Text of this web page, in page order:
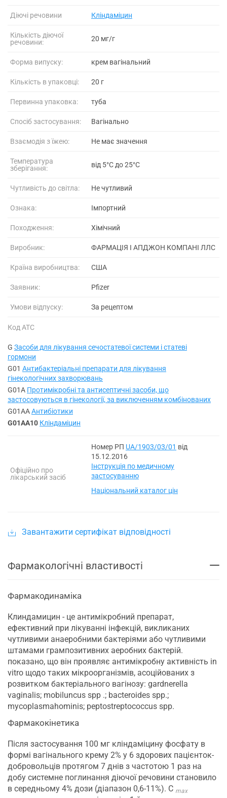
Діючі речовини Кліндаміцин
Кількість діючої
речовини:
20 мг/г
Форма випуску: крем вагінальний
Кількість в упаковці: 20 г
Первинна упаковка: туба
Спосіб застосування: Вагінально
Взаємодія з їжею: Не має значення
Температура
зберігання:
від 5°C до 25°C
Чутливість до світла: Не чутливий
Ознака: Імпортний
Походження: Хімічний
Виробник: ФАРМАЦІЯ І АПДЖОН КОМПАНІ ЛЛС
Країна виробництва: США
Заявник: Pfizer
Умови відпуску: За рецептом
Код АТС
G Засоби для лікування сечостатевої системи і статеві
гормони
G01 Антибактеріальні препарати для лікування
гінекологічних захворювань
G01A Протимікробні та антисептичні засоби, що
застосовуються в гінекології, за виключенням комбінованих
G01AAАнтибіотики
G01AA10 Кліндаміцин
Офіційно про
лікарський засіб
Номер РП UA/1903/03/01 від
15.12.2016
Інструкція по медичному
застосуванню
Національний каталог цін
Завантажити сертифікат відповідності
Фармакологічні властивості
Фармакодинаміка
Клиндамицин - це антимікробний препарат,
ефективний при лікуванні інфекцій, викликаних
чутливими анаеробними бактеріями або чутливими
штамами грампозитивних аеробних бактерій.
показано, що він проявляє антимікробну активність in
vitro щодо таких мікроорганізмів, асоційованих з
розвитком бактеріального вагінозу: gardnerella
vaginalis; mobiluncus spp .; bacteroides spp.;
mycoplasmahominis; peptostreptococcus spp.
Фармакокінетика
Після застосування 100 мг кліндаміцину фосфату в
формі вагінального крему 2% у 6 здорових пацієнток-
добровольців протягом 7 днів з частотою 1 раз на
добу системне поглинання діючої речовини становило
в середньому 4% дози (діапазон 0,6-11%). C max